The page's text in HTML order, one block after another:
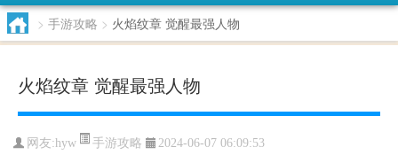
> 手游攻略 > 火焰纹章 觉醒最强人物
火焰纹章 觉醒最强人物
网友:hyw 手游攻略 2024-06-07 06:09:53